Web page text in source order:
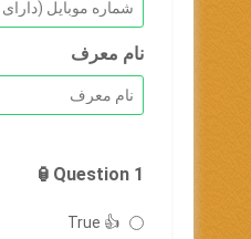
نام معرف
Question 1🏮
👍 True